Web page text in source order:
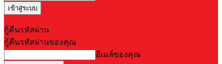
กู้คืนรหัสผ่าน
กู้คืนรหัสผ่านของคุณ
อีเมล์ของคุณ